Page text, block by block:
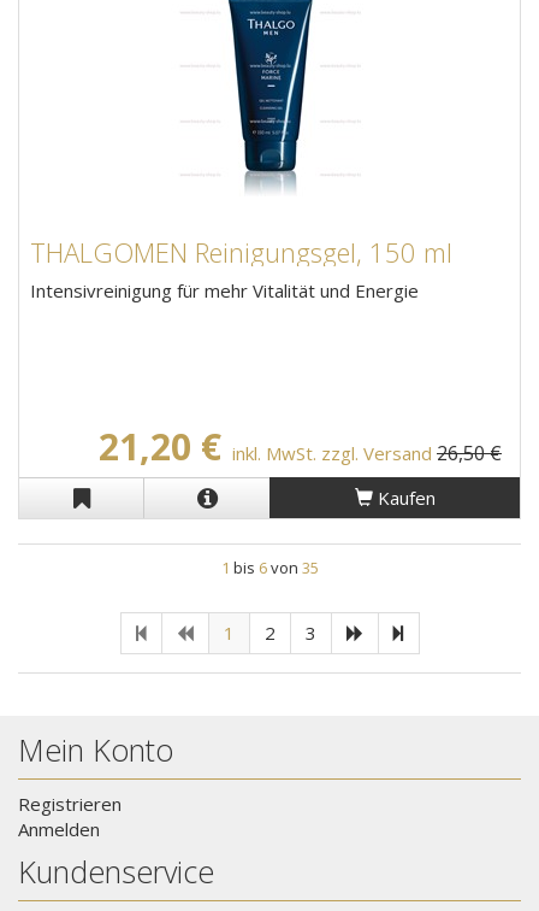
THALGOMEN Reinigungsgel, 150 ml
Intensivreinigung für mehr Vitalität und Energie
21,20 € inkl. MwSt. zzgl. Versand 26,50 €
Kaufen
1 bis 6von 35
1 2 3
Mein Konto
Registrieren
Anmelden
Kundenservice